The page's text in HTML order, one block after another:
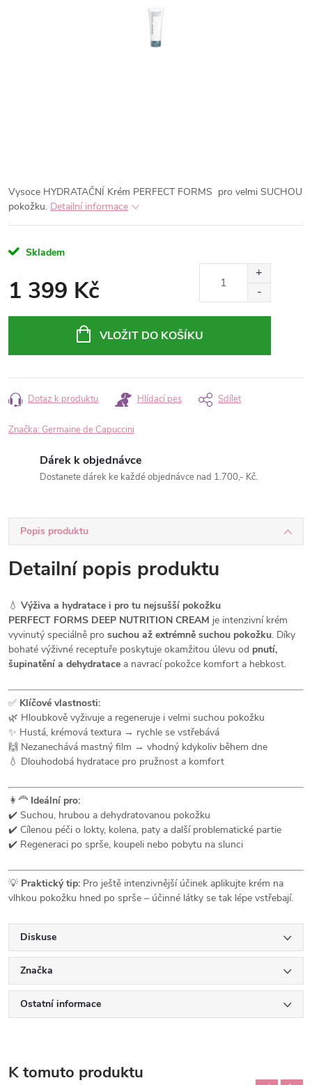
Vysoce HYDRATAČNÍ Krém PERFECT FORMS pro velmi SUCHOU
pokožku. Detailní informace
Skladem
1 399 Kč
VLOŽIT DO KOŠÍKU
Dotaz k produktu Hlídací pes Sdílet
Značka: Germaine de Capuccini
Dárek k objednávce
Dostanete dárek ke každé objednávce nad 1.700,- Kč.
Popis produktu
Detailní popis produktu
💧 Výživa a hydratace i pro tu nejsušší pokožku
PERFECT FORMS DEEP NUTRITION CREAM je intenzivní krém
vyvinutý speciálně pro suchou až extrémně suchou pokožku. Díky
bohaté výživné receptuře poskytuje okamžitou úlevu od pnutí,
šupinatění a dehydratace a navrací pokožce komfort a hebkost.
✅ Klíčové vlastnosti:
🌿 Hloubkově vyživuje a regeneruje i velmi suchou pokožku
✨ Hustá, krémová textura → rychle se vstřebává
🙌 Nezanechává mastný film → vhodný kdykoliv během dne
💧 Dlouhodobá hydratace pro pružnost a komfort
👩‍🦰 Ideální pro:
✔️ Suchou, hrubou a dehydratovanou pokožku
✔️ Cílenou péči o lokty, kolena, paty a další problematické partie
✔️ Regeneraci po sprše, koupeli nebo pobytu na slunci
💡 Praktický tip: Pro ještě intenzivnější účinek aplikujte krém na
vlhkou pokožku hned po sprše – účinné látky se tak lépe vstřebají.
Diskuse
Značka
Ostatní informace
K tomuto produktu